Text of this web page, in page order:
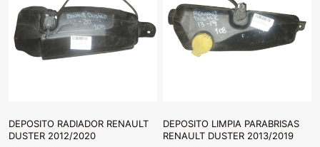
DEPOSITO RADIADOR RENAULT
DUSTER 2012/2020
DEPOSITO LIMPIA PARABRISAS
RENAULT DUSTER 2013/2019